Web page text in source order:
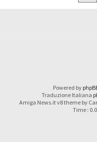
Powered by
Traduzione Italiana
Amiga News.it v8 theme by
Time :